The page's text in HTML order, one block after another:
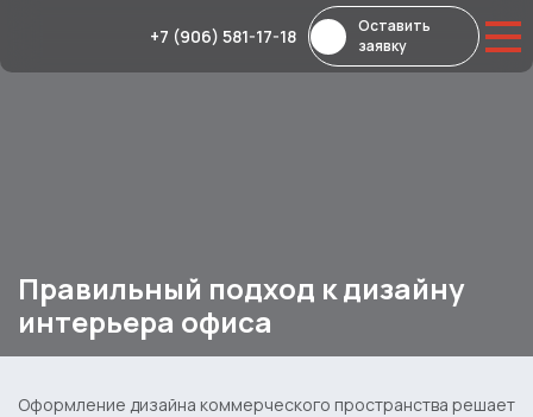
+7 (906) 581-17-18
Оставить
заявку
Правильный подход к дизайну
интерьера офиса
Оформление дизайна коммерческого пространства решает